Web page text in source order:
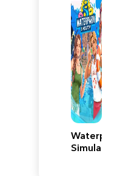
Waterpark
Simulator